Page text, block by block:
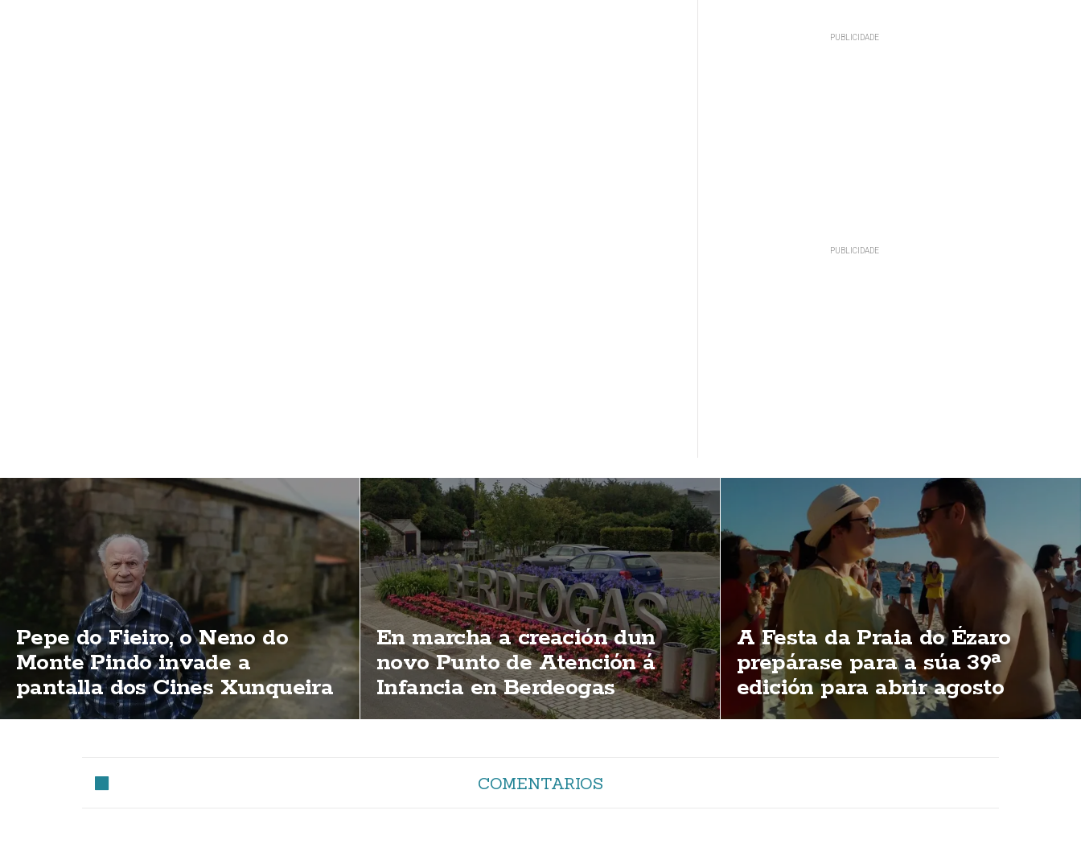
Pepe do Fieiro, o Neno do
Monte Pindo invade a
pantalla dos Cines Xunqueira
En marcha a creación dun
novo Punto de Atención á
Infancia en Berdeogas
A Festa da Praia do Ézaro
prepárase para a súa 39ª
edición para abrir agosto
COMENTARIOS